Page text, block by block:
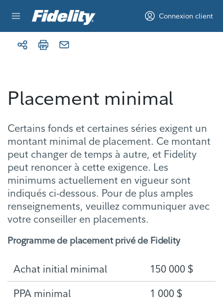
Connexion client
Placement minimal
Certains fonds et certaines séries exigent un
montant minimal de placement. Ce montant
peut changer de temps à autre, et Fidelity
peut renoncer à cette exigence. Les
minimums actuellement en vigueur sont
indiqués ci-dessous. Pour de plus amples
renseignements, veuillez communiquer avec
votre conseiller en placements.
Programme de placement privé de Fidelity
Achat initial minimal
150 000 $
PPA minimal
1 000 $